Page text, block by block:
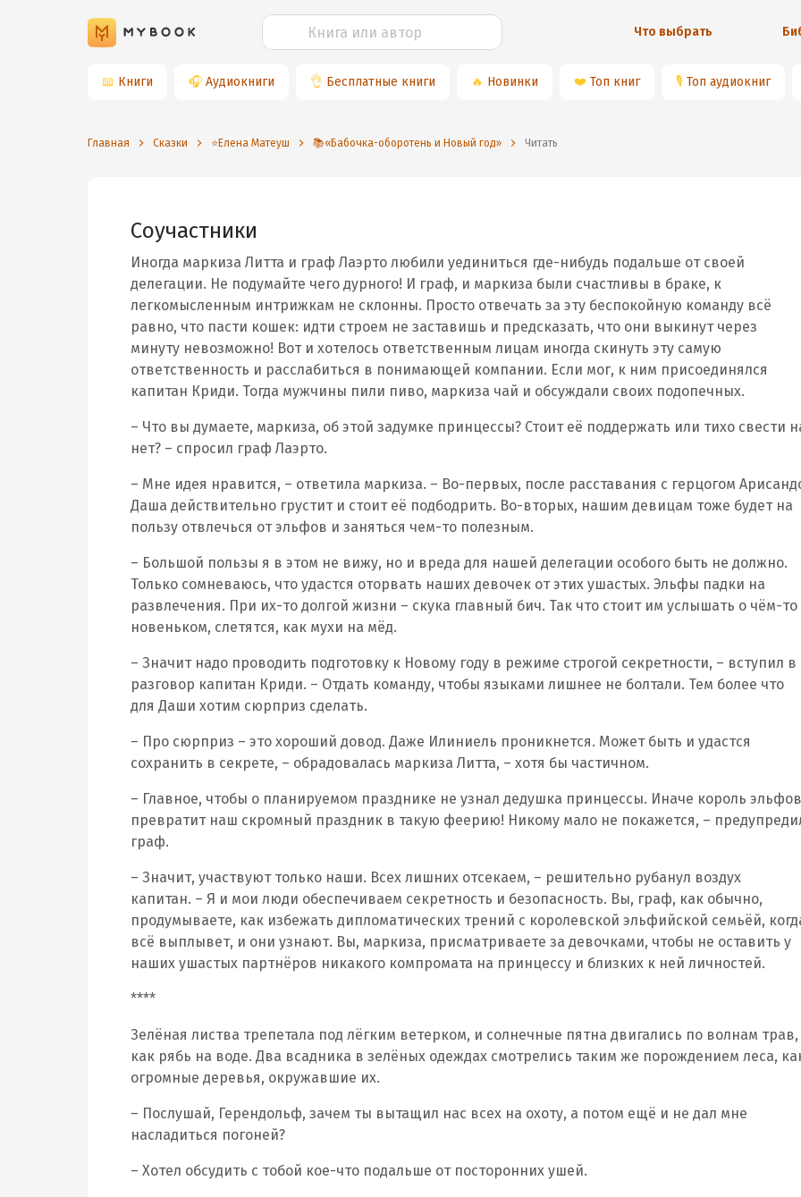
Что выбрать
📖 Книги 🎧 Аудиокниги 👌 Бесплатные книги 🔥 Новинки ❤️ Топ книг 🎙 Топ аудиокниг
Главная Сказки ⭐️Елена Матеуш 📚«Бабочка-оборотень и Новый год» Читать
Соучастники
Иногда маркиза Литта и граф Лаэрто любили уединиться где-нибудь подальше от своей
делегации. Не подумайте чего дурного! И граф, и маркиза были счастливы в браке, к
легкомысленным интрижкам не склонны. Просто отвечать за эту беспокойную команду всё
равно, что пасти кошек: идти строем не заставишь и предсказать, что они выкинут через
минуту невозможно! Вот и хотелось ответственным лицам иногда скинуть эту самую
ответственность и расслабиться в понимающей компании. Если мог, к ним присоединялся
капитан Криди. Тогда мужчины пили пиво, маркиза чай и обсуждали своих подопечных.
– Что вы думаете, маркиза, об этой задумке принцессы? Стоит её поддержать или тихо свести
нет? – спросил граф Лаэрто.
– Мне идея нравится, – ответила маркиза. – Во-первых, после расставания с герцогом
Даша действительно грустит и стоит её подбодрить. Во-вторых, нашим девицам тоже будет на
пользу отвлечься от эльфов и заняться чем-то полезным.
– Большой пользы я в этом не вижу, но и вреда для нашей делегации особого быть не должно.
Только сомневаюсь, что удастся оторвать наших девочек от этих ушастых. Эльфы падки на
развлечения. При их-то долгой жизни – скука главный бич. Так что стоит им услышать о чём-то
новеньком, слетятся, как мухи на мёд.
– Значит надо проводить подготовку к Новому году в режиме строгой секретности, – вступил в
разговор капитан Криди. – Отдать команду, чтобы языками лишнее не болтали. Тем более что
для Даши хотим сюрприз сделать.
– Про сюрприз – это хороший довод. Даже Илиниель проникнется. Может быть и удастся
сохранить в секрете, – обрадовалась маркиза Литта, – хотя бы частичном.
– Главное, чтобы о планируемом празднике не узнал дедушка принцессы. Иначе король эльфов
превратит наш скромный праздник в такую феерию! Никому мало не покажется, –
граф.
– Значит, участвуют только наши. Всех лишних отсекаем, – решительно рубанул воздух
капитан. – Я и мои люди обеспечиваем секретность и безопасность. Вы, граф, как обычно,
продумываете, как избежать дипломатических трений с королевской эльфийской семьёй,
всё выплывет, и они узнают. Вы, маркиза, присматриваете за девочками, чтобы не оставить у
наших ушастых партнёров никакого компромата на принцессу и близких к ней личностей.
****
Зелёная листва трепетала под лёгким ветерком, и солнечные пятна двигались по волнам трав,
как рябь на воде. Два всадника в зелёных одеждах смотрелись таким же порождением леса,
огромные деревья, окружавшие их.
– Послушай, Герендольф, зачем ты вытащил нас всех на охоту, а потом ещё и не дал мне
насладиться погоней?
– Хотел обсудить с тобой кое-что подальше от посторонних ушей.